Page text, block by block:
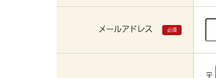
メールアドレス 必須